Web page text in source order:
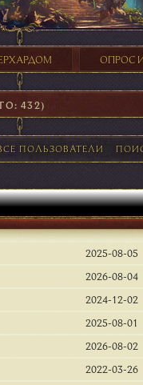
ОПРОС
432)
ПОЛЬЗОВАТЕЛИ
2025-08-05
2026-08-04
2024-12-02
2025-08-01
2026-08-02
2022-03-26